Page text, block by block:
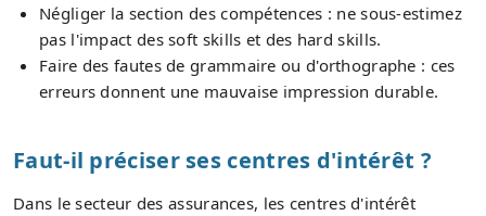
Négliger la section des compétences : ne sous-estimez
pas l'impact des soft skills et des hard skills.
Faire des fautes de grammaire ou d'orthographe : ces
erreurs donnent une mauvaise impression durable.
Faut-il préciser ses centres d'intérêt ?
Dans le secteur des assurances, les centres d'intérêt